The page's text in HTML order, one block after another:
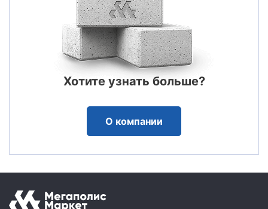
Хотите узнать больше?
О компании